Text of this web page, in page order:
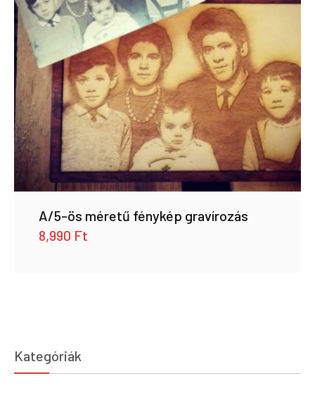
A/5-ös méretű fénykép gravírozás
8,990 Ft
Kategóriák